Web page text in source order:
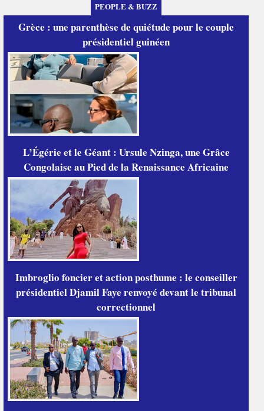
PEOPLE & BUZZ
Grèce : une parenthèse de quiétude pour le couple
présidentiel guinéen
L’Égérie et le Géant : Ursule Nzinga, une Grâce
Congolaise au Pied de la Renaissance Africaine
Imbroglio foncier et action posthume : le conseiller
présidentiel Djamil Faye renvoyé devant le tribunal
correctionnel